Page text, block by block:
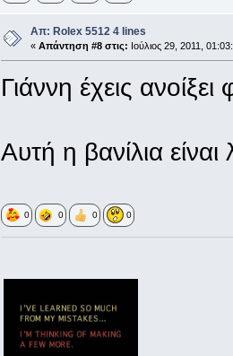
Απ: Rolex 5512 4 lines
« Απάντηση #8 στις: Ιούλιος 29, 2011,
Γιάννη έχεις
Αυτή η βανίλια είναι
0 0 0 0